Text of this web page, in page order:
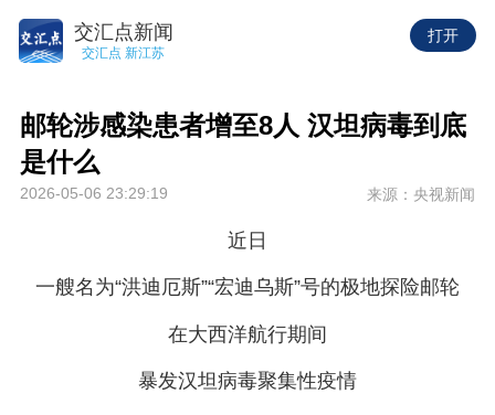
交汇点新闻
交汇点 新江苏
打开
邮轮涉感染患者增至8人 汉坦病毒到底
是什么
2026-05-06 23:29:19 来源：央视新闻
近日
一艘名为“洪迪厄斯”“宏迪乌斯”号的极地探险邮轮
在大西洋航行期间
暴发汉坦病毒聚集性疫情